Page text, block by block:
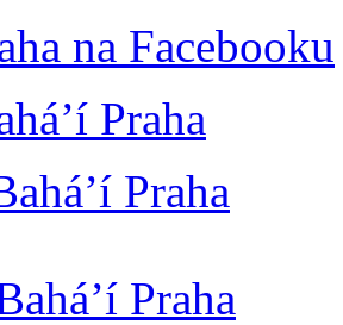
na Facebooku
Praha
Praha
Praha